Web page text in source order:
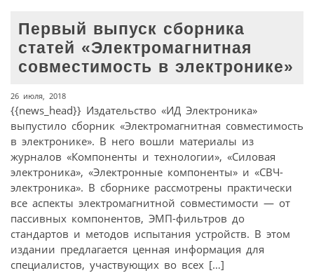
Первый выпуск сборника
статей «Электромагнитная
совместимость в электронике»
26 июля, 2018
{{news_head}} Издательство «ИД Электроника»
выпустило сборник «Электромагнитная совместимость
в электронике». В него вошли материалы из
журналов «Компоненты и технологии», «Силовая
электроника», «Электронные компоненты» и «СВЧ-
электроника». В сборнике рассмотрены практически
все аспекты электромагнитной совместимости — от
пассивных компонентов, ЭМП-фильтров до
стандартов и методов испытания устройств. В этом
издании предлагается ценная информация для
специалистов, участвующих во всех […]